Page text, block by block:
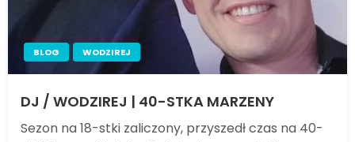
BLOG WODZIREJ
DJ / WODZIREJ | 40-STKA MARZENY
Sezon na 18-stki zaliczony, przyszedł czas na 40-